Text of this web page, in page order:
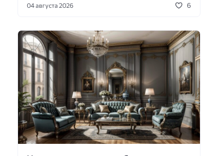
04 августа 2026 6